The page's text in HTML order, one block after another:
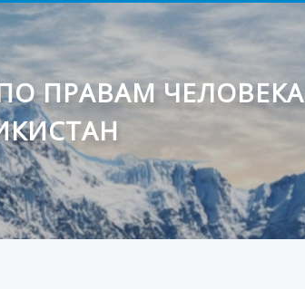
ПРАВАМ ЧЕЛОВЕКА